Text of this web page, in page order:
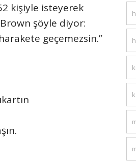
kişiyle isteyerek
şöyle diyor:
geçemezsin.”